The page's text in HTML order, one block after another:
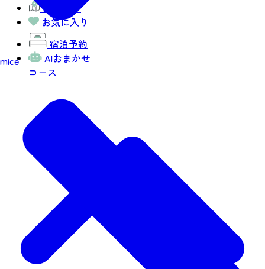
mice
観光MAP
お気に入り
宿泊予約
AIおまかせ
コース